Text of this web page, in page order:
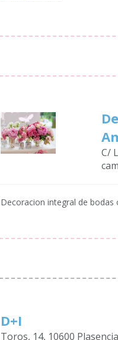
C/
Decoracion integral de
D+I
Toros, 14, 10600